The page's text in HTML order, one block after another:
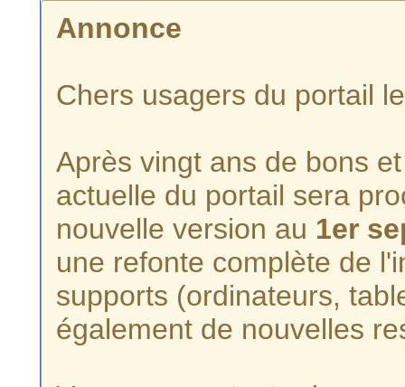
Annonce
Chers usagers du portail
Après vingt ans de bons
actuelle du portail sera
nouvelle version au 1er
une refonte complète de
supports (ordinateurs,
également de nouvelles